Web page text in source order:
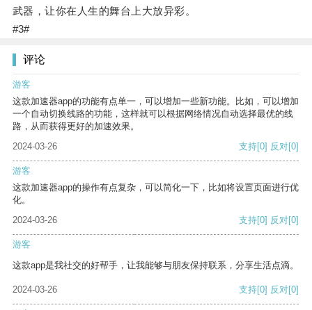
武器，让你在人生的舞台上大放异彩。
#3#
评论
游客
这款加速器app的功能有点单一，可以增加一些新功能。比如，可以增加
一个自动切换线路的功能，这样就可以根据网络情况自动选择最优的线
路，从而获得更好的加速效果。
2024-03-26
支持[0] 反对[0]
游客
这款加速器app的操作有点复杂，可以简化一下，比如将设置页面进行优
化。
2024-03-26
支持[0] 反对[0]
游客
这款app是我社交的好帮手，让我能够与朋友保持联系，分享生活点滴。
2024-03-26 支持[0] 反对[0]